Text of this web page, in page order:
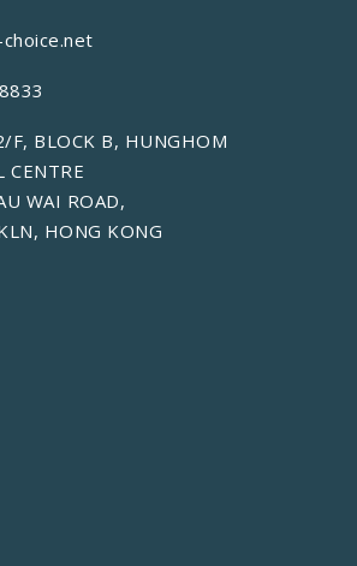
F, BLOCK B, HUNGHOM
CENTRE
WAI ROAD,
HONG KONG